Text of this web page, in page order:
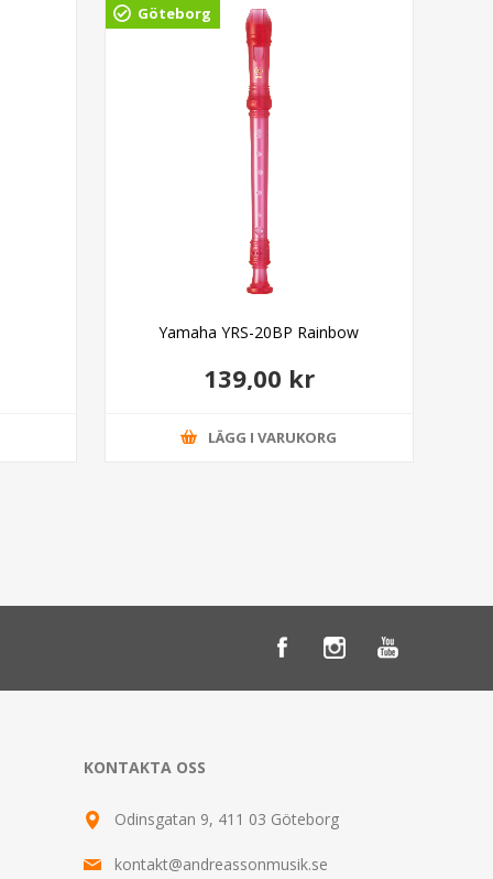
Göteborg
Yamaha YRS-20BP Rainbow
139,00 kr
LÄGG I VARUKORG
KONTAKTA OSS
Odinsgatan 9, 411 03 Göteborg
kontakt@andreassonmusik.se